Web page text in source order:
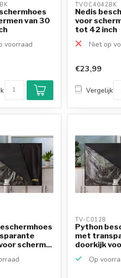
van 30
voorraad
TVOC4042BK
Nedis
voor
tot 42 inch
Niet op
€23,99
Vergelijk
scherm...
TV-C0128
Python
met
doorkijk
Op